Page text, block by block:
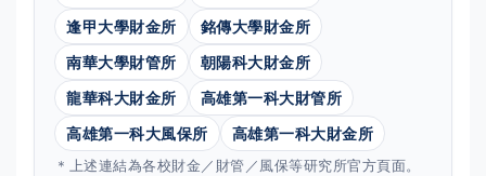
逢甲大學財金所
銘傳大學財金所
南華大學財管所
朝陽科大財金所
龍華科大財金所
高雄第一科大財管所
高雄第一科大風保所
高雄第一科大財金所
＊上述連結為各校財金／財管／風保等研究所官方頁面。